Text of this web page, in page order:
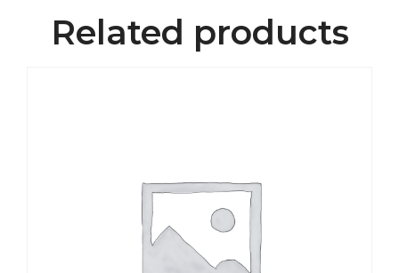
Related products